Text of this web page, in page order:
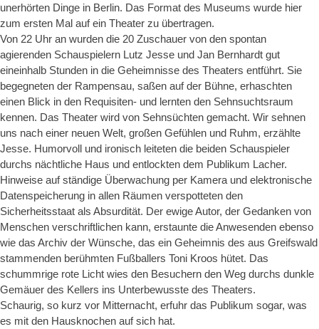
unerhörten Dinge in Berlin. Das Format des Museums wurde hier
zum ersten Mal auf ein Theater zu übertragen.
Von 22 Uhr an wurden die 20 Zuschauer von den spontan
agierenden Schauspielern Lutz Jesse und Jan Bernhardt gut
eineinhalb Stunden in die Geheimnisse des Theaters entführt. Sie
begegneten der Rampensau, saßen auf der Bühne, erhaschten
einen Blick in den Requisiten- und lernten den Sehnsuchtsraum
kennen. Das Theater wird von Sehnsüchten gemacht. Wir sehnen
uns nach einer neuen Welt, großen Gefühlen und Ruhm, erzählte
Jesse. Humorvoll und ironisch leiteten die beiden Schauspieler
durchs nächtliche Haus und entlockten dem Publikum Lacher.
Hinweise auf ständige Überwachung per Kamera und elektronische
Datenspeicherung in allen Räumen verspotteten den
Sicherheitsstaat als Absurdität. Der ewige Autor, der Gedanken von
Menschen verschriftlichen kann, erstaunte die Anwesenden ebenso
wie das Archiv der Wünsche, das ein Geheimnis des aus Greifswald
stammenden berühmten Fußballers Toni Kroos hütet. Das
schummrige rote Licht wies den Besuchern den Weg durchs dunkle
Gemäuer des Kellers ins Unterbewusste des Theaters.
Schaurig, so kurz vor Mitternacht, erfuhr das Publikum sogar, was
es mit den Hausknochen auf sich hat.